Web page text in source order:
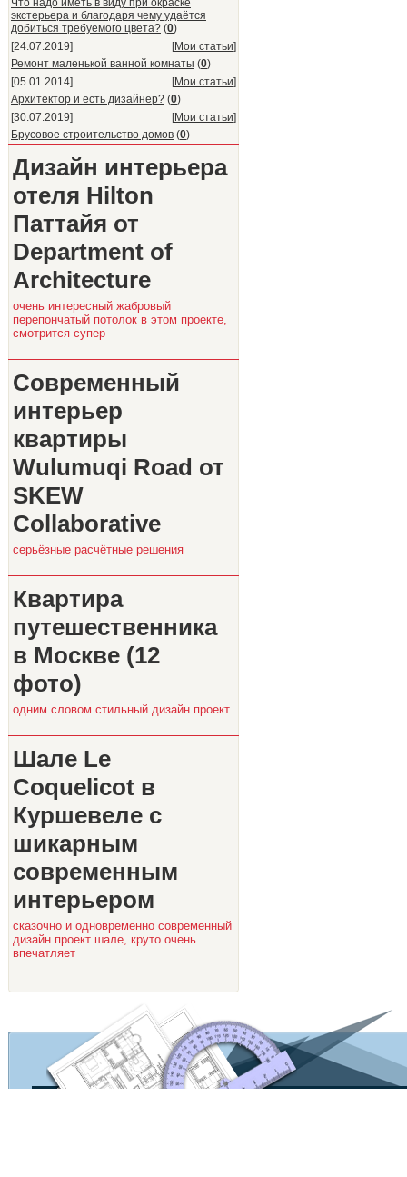
Что надо иметь в виду при окраске
экстерьера и благодаря чему удаётся
добиться требуемого цвета? (0)
[24.07.2019]
[Мои статьи]
Ремонт маленькой ванной комнаты (0)
[05.01.2014]
[Мои статьи]
Архитектор и есть дизайнер? (0)
[30.07.2019]
[Мои статьи]
Брусовое строительство домов (0)
Дизайн интерьера
отеля Hilton
Паттайя от
Department of
Architecture
очень интересный жабровый
перепончатый потолок в этом проекте,
смотрится супер
Современный
интерьер
квартиры
Wulumuqi Road от
SKEW
Collaborative
серьёзные расчётные решения
Квартира
путешественника
в Москве (12
фото)
одним словом стильный дизайн проект
Шале Le
Coquelicot в
Куршевеле с
шикарным
современным
интерьером
сказочно и одновременно современный
дизайн проект шале, круто очень
впечатляет